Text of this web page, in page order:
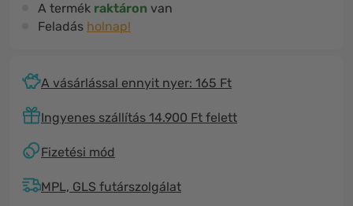
A termék raktáron van
Feladás holnap!
A vásárlással ennyit nyer: 165 Ft
Ingyenes szállítás 14.900 Ft felett
Fizetési mód
MPL, GLS futárszolgálat